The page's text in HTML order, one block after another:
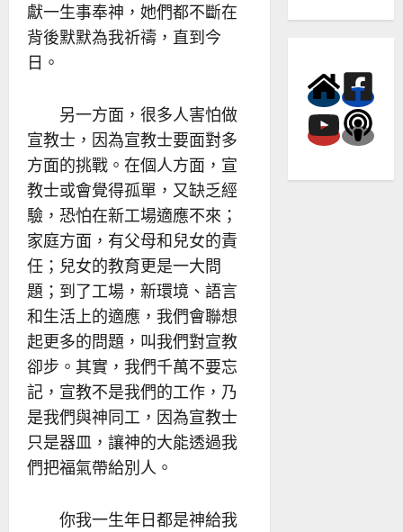
獻一生事奉神，她們都不斷在
背後默默為我祈禱，直到今
日。
另一方面，很多人害怕做
宣教士，因為宣教士要面對多
方面的挑戰。在個人方面，宣
教士或會覺得孤單，又缺乏經
驗，恐怕在新工場適應不來；
家庭方面，有父母和兒女的責
任；兒女的教育更是一大問
題；到了工場，新環境、語言
和生活上的適應，我們會聯想
起更多的問題，叫我們對宣教
卻步。其實，我們千萬不要忘
記，宣教不是我們的工作，乃
是我們與神同工，因為宣教士
只是器皿，讓神的大能透過我
們把福氣帶給別人。
你我一生年日都是神給我